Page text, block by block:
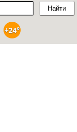
Найти
+24°